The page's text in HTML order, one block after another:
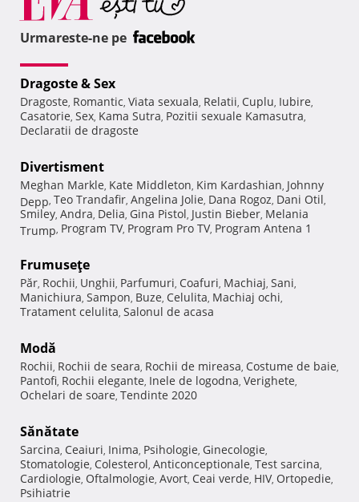
Urmareste-ne pe
Dragoste & Sex
Dragoste, Romantic, Viata sexuala, Relatii, Cuplu, Iubire,
Casatorie, Sex, Kama Sutra, Pozitii sexuale Kamasutra,
Declaratii de dragoste
Divertisment
Meghan Markle, Kate Middleton, Kim Kardashian, Johnny
Depp, Teo Trandafir, Angelina Jolie, Dana Rogoz, Dani Otil,
Smiley, Andra, Delia, Gina Pistol, Justin Bieber, Melania
Trump, Program TV, Program Pro TV, Program Antena 1
Frumuseţe
Păr, Rochii, Unghii, Parfumuri, Coafuri, Machiaj, Sani,
Manichiura, Sampon, Buze, Celulita, Machiaj ochi,
Tratament celulita, Salonul de acasa
Modă
Rochii, Rochii de seara, Rochii de mireasa, Costume de baie,
Pantofi, Rochii elegante, Inele de logodna, Verighete,
Ochelari de soare, Tendinte 2020
Sănătate
Sarcina, Ceaiuri, Inima, Psihologie, Ginecologie,
Stomatologie, Colesterol, Anticonceptionale, Test sarcina,
Cardiologie, Oftalmologie, Avort, Ceai verde, HIV, Ortopedie,
Psihiatrie